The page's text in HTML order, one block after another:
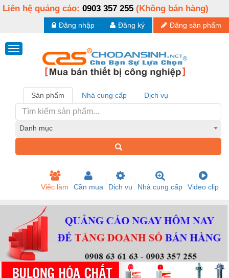
Liên hệ quảng cáo: 0903 357 255 (Không bán hàng)
Đăng sản phẩm
Đăng ký
Đăng nhập
Sản phẩm Nhà cung cấp Dịch vụ
Danh mục
Việc làm Cần mua Dịch vụ Nhà cung cấp Video clip